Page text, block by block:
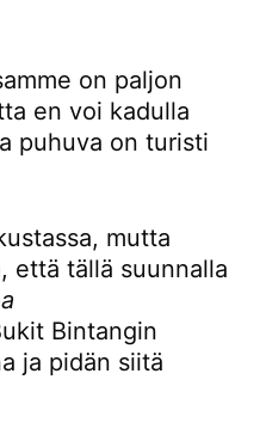
on paljon
en voi kadulla
puhuva on turisti
mutta
että tällä suunnalla
Bintangin
ja pidän siitä